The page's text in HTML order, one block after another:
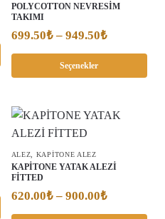
POLYCOTTON NEVRESİM
TAKIMI
699.50₺ – 949.50₺
Seçenekler
ALEZ KAPITONE ALEZ
KAPİTONE YATAK ALEZİ
FİTTED
620.00₺ – 900.00₺